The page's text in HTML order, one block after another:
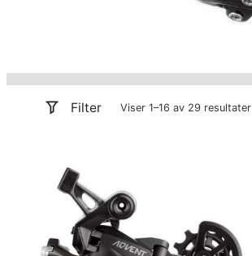
Filter Viser 1–16 av 29 resultater